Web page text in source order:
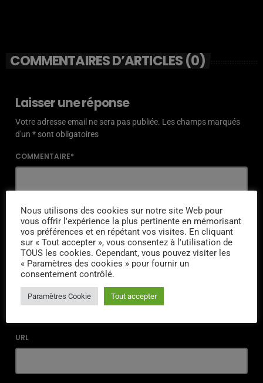
COMMENTAIRES D’ARTICLES (0)
Laisser une réponse
Votre adresse email ne sera pas publiée. Les champs marqués
d'un * sont obligatoires
COMMENTAIRE*
NOM*
URL
Nous utilisons des cookies sur notre site Web pour
vous offrir l'expérience la plus pertinente en mémorisant
vos préférences et en répétant vos visites. En cliquant
sur « Tout accepter », vous consentez à l'utilisation de
TOUS les cookies. Cependant, vous pouvez visiter les
« Paramètres des cookies » pour fournir un
consentement contrôlé.
Paramètres Cookie Tout accepter